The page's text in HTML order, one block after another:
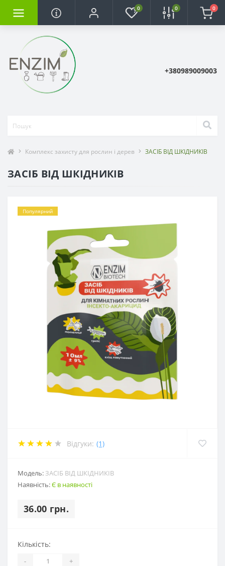
0 0 0
+380989009003
Комплекс захисту для рослин і дерев ЗАСІБ ВІД ШКІДНИКІВ
ЗАСІБ ВІД ШКІДНИКІВ
Популярний
Відгуки: (1)
Модель: ЗАСІБ ВІД ШКІДНИКІВ
Наявність:Є в наявності
36.00 грн.
Кількість:
- +